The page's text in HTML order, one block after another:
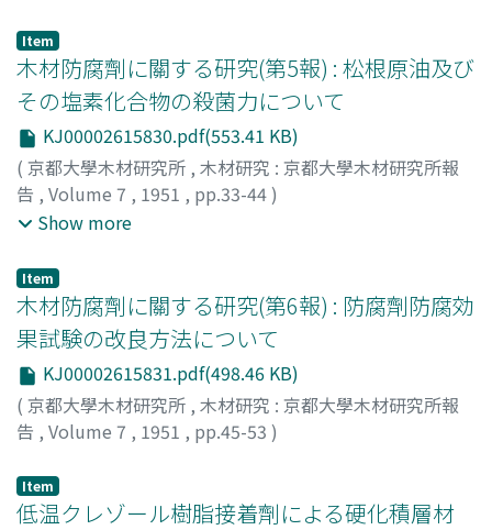
Item
木材防腐劑に關する研究(第5報) : 松根原油及び
その塩素化合物の殺菌力について
KJ00002615830.pdf(553.41 KB)
( 京都大學木材研究所 , 木材研究 : 京都大學木材研究所報
告 , Volume 7 , 1951 , pp.33-44)
井上, 吉之;西本, 孝一
キ;ニシモト, コウイチ
Show more
Item
木材防腐劑に關する研究(第6報) : 防腐劑防腐効
果試験の改良方法について
KJ00002615831.pdf(498.46 KB)
( 京都大學木材研究所 , 木材研究 : 京都大學木材研究所報
告 , Volume 7 , 1951 , pp.45-53 )
Koichi
Item
低温クレゾール樹脂接着劑による硬化積層材